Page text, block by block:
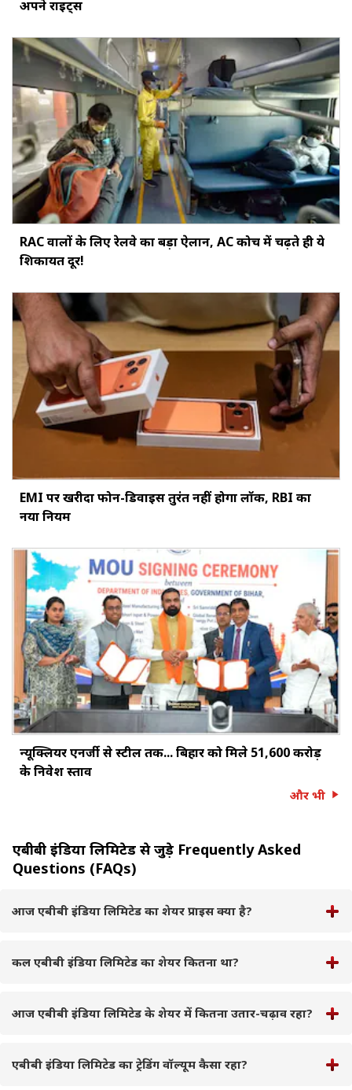
अपने राइट्स
RAC वालों के लिए रेलवे का बड़ा ऐलान, AC कोच में चढ़ते ही ये
शिकायत दूर!
EMI पर खरीदा फोन-डिवाइस तुरंत नहीं होगा लॉक, RBI का
नया नियम
न्यूक्लियर एनर्जी से स्टील तक... बिहार को मिले ₹51,600 करोड़
के निवेश प्रस्ताव
और भी
एबीबी इंडिया लिमिटेड से जुड़े Frequently Asked
Questions (FAQs)
आज एबीबी इंडिया लिमिटेड का शेयर प्राइस क्या है?
कल एबीबी इंडिया लिमिटेड का शेयर कितना था?
आज एबीबी इंडिया लिमिटेड के शेयर में कितना उतार-चढ़ाव रहा?
एबीबी इंडिया लिमिटेड का ट्रेडिंग वॉल्यूम कैसा रहा?